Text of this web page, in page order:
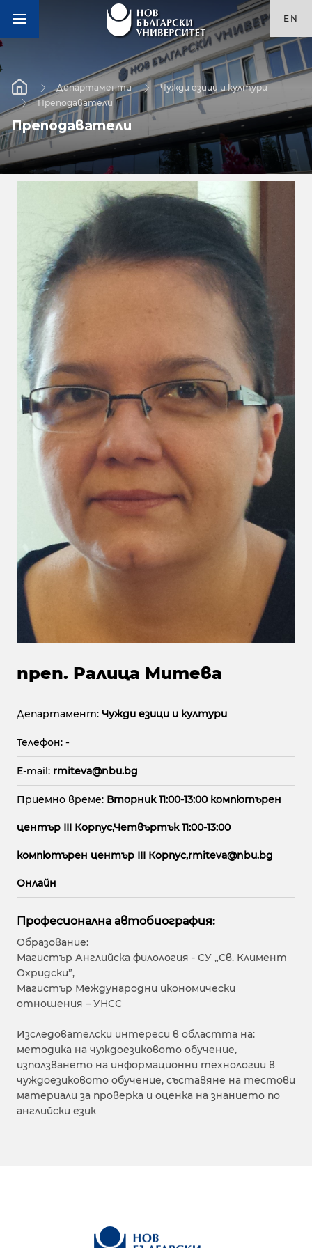
EN
Департаменти
Чужди езици и култури
Преподаватели
Преподаватели
преп. Ралица Митева
Департамент: Чужди езици и култури
Телефон: -
E-mail: rmiteva@nbu.bg
Приемно време: Вторник 11:00-13:00 компютърен
център ІІІ Корпус,Четвъртък 11:00-13:00
компютърен център ІІІ Корпус,rmiteva@nbu.bg
Онлайн
Професионална автобиография:
Образование:
Магистър Английска филология - СУ „Св. Климент
Охридски”,
Магистър Международни икономически
отношения – УНСС
Изследователски интереси в областта на:
методика на чуждоезиковото обучение,
използването на информационни технологии в
чуждоезиковото обучение, съставяне на тестови
материали за проверка и оценка на знанието по
английски език